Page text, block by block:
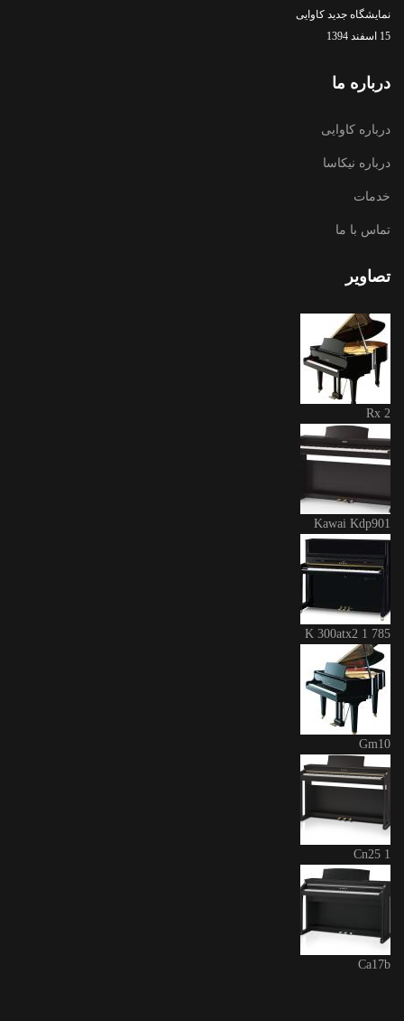
نمایشگاه جدید کاوایی
15 اسفند 1394
درباره ما
درباره کاوایی
درباره نیکاسا
خدمات
تماس با ما
تصاویر
Rx 2
Kawai Kdp901
K 300atx2 1 785
Gm10
Cn25 1
Ca17b